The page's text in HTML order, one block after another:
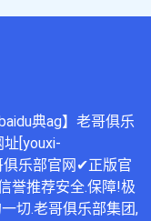
典ag】老哥俱乐
[youxi-
乐部官网✔正版官
誉推荐安全.保障!极
切.老哥俱乐部集团,